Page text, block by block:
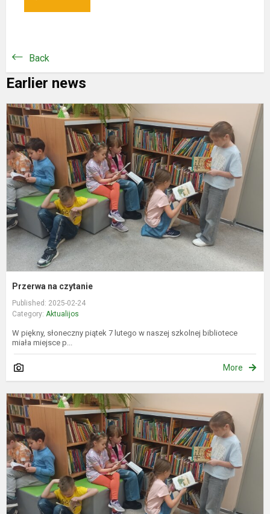
Back
Earlier news
Przerwa na czytanie
Published: 2025-02-24
Category: Aktualijos
W piękny, słoneczny piątek 7 lutego w naszej szkolnej bibliotece
miała miejsce p...
More